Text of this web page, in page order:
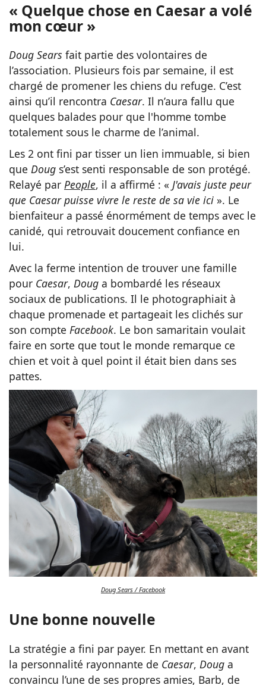
« Quelque chose en Caesar a volé
mon cœur »
Doug Sears fait partie des volontaires de
l’association. Plusieurs fois par semaine, il est
chargé de promener les chiens du refuge. C’est
ainsi qu’il rencontra Caesar. Il n’aura fallu que
quelques balades pour que l'homme tombe
totalement sous le charme de l’animal.
Les 2 ont fini par tisser un lien immuable, si bien
que Doug s’est senti responsable de son protégé.
Relayé par People, il a affirmé : « J'avais juste peur
que Caesar puisse vivre le reste de sa vie ici ». Le
bienfaiteur a passé énormément de temps avec le
canidé, qui retrouvait doucement confiance en
lui.
Avec la ferme intention de trouver une famille
pour Caesar, Doug a bombardé les réseaux
sociaux de publications. Il le photographiait à
chaque promenade et partageait les clichés sur
son compte Facebook. Le bon samaritain voulait
faire en sorte que tout le monde remarque ce
chien et voit à quel point il était bien dans ses
pattes.
Doug Sears / Facebook
Une bonne nouvelle
La stratégie a fini par payer. En mettant en avant
la personnalité rayonnante de Caesar, Doug a
convaincu l’une de ses propres amies, Barb, de